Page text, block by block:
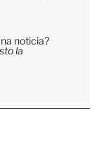
noticia?
la